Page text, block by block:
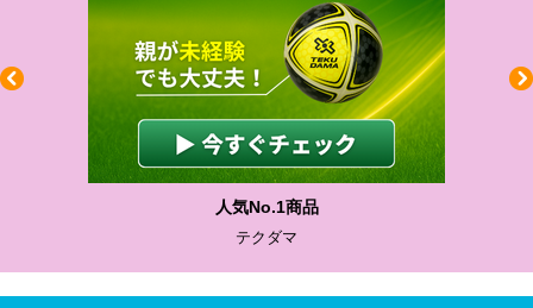
人気No.1商品
テクダマ